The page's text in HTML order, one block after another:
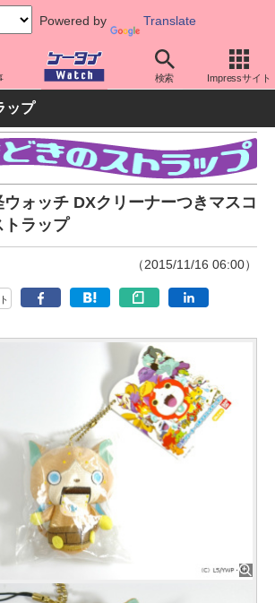
Powered by Translate
検索 Impressサイト
機器/アクセサリー その他
ップ
ォッチ DXクリーナーつきマスコ
トラップ
（2015/11/16 06:00）